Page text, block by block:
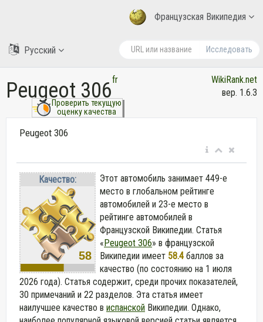
Французская Википедия
Исследовать
Русский
Peugeot 306fr
Проверить текущую
оценку качества
WikiRank.net
вер. 1.6.3
Peugeot 306
Качество:
58
Этот автомобиль занимает 449-е
место в глобальном рейтинге
автомобилей и 23-е место в
рейтинге автомобилей в
Французской Википедии. Статья
«Peugeot 306» в французской
Википедии имеет 58.4 баллов за
качество (по состоянию на 1 июля
2026 года). Статья содержит, среди прочих показателей,
30 примечаний и 22 разделов. Эта статья имеет
наилучшее качество в испанской Википедии. Однако,